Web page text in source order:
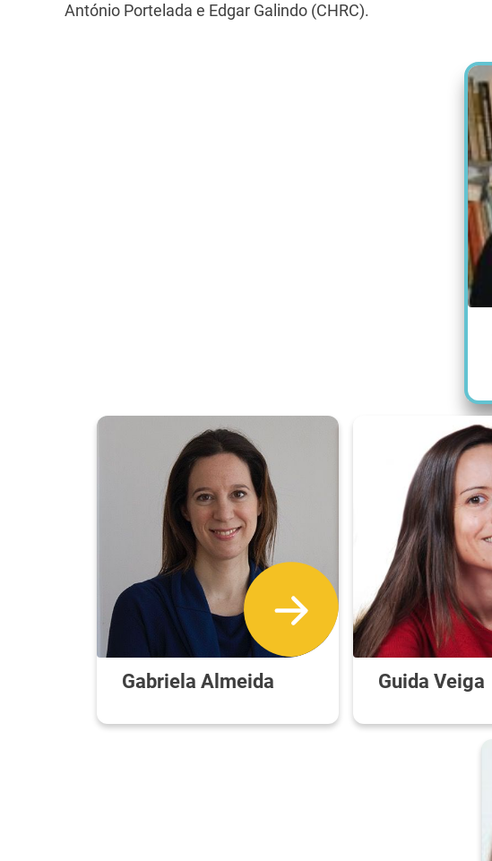
António Portelada e Edgar Galindo (CHRC).
Gabriela Almeida Guida Veiga